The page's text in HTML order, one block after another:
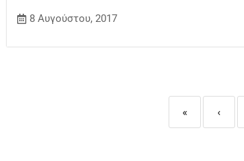
8 Αυγούστου, 2017
« ‹